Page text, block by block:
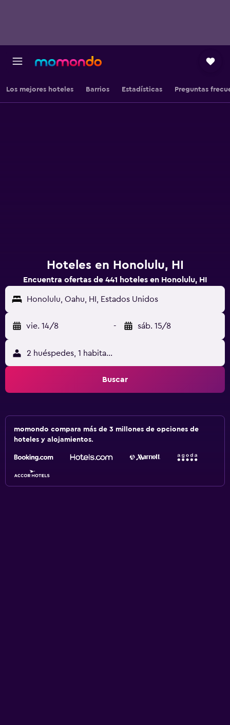
Los mejores hoteles Barrios Estadísticas Preguntas
Hoteles en Honolulu, HI
Encuentra ofertas de 441 hoteles en Honolulu, HI
Honolulu, Oahu, HI, Estados Unidos
vie. 14/8 - sáb. 15/8
2 huéspedes, 1 habitación
Buscar
momondo compara más de 3 millones de opciones de
hoteles y alojamientos.